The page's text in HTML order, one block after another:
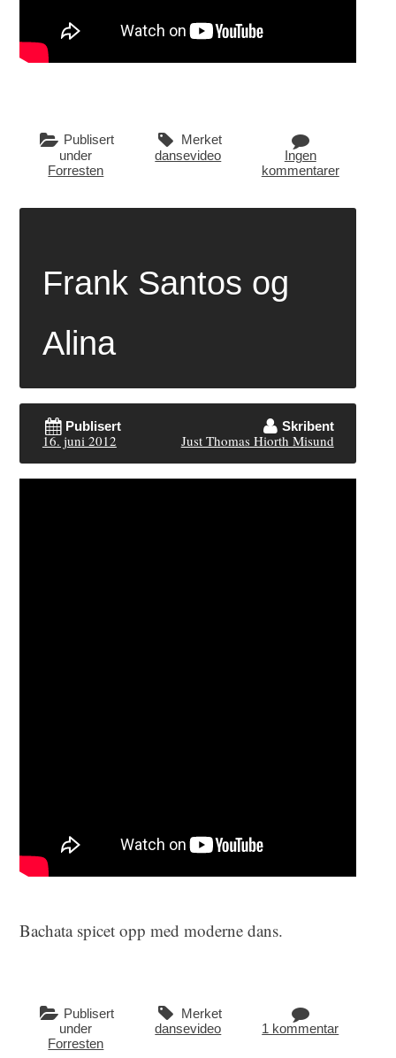
Publisert
under
Forresten
Merket
dansevideo
Ingen
kommentarer
Frank Santos og
Alina
Publisert
16. juni 2012
Skribent
Just Thomas Hiorth Misund
Bachata spicet opp med moderne dans.
Publisert
under
Forresten
Merket
dansevideo
1 kommentar